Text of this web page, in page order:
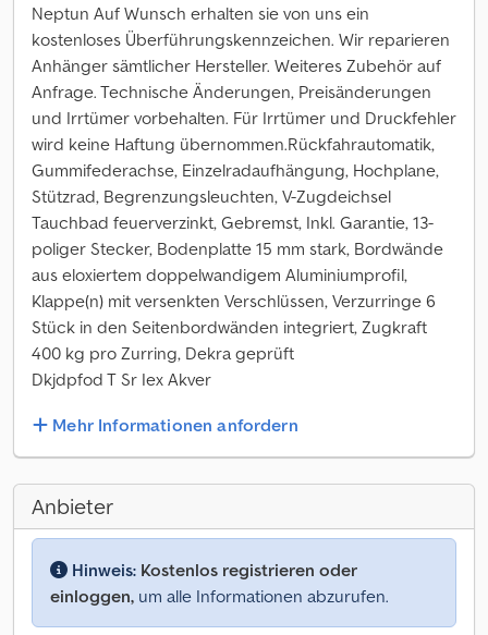
Neptun Auf Wunsch erhalten sie von uns ein
kostenloses Überführungskennzeichen. Wir reparieren
Anhänger sämtlicher Hersteller. Weiteres Zubehör auf
Anfrage. Technische Änderungen, Preisänderungen
und Irrtümer vorbehalten. Für Irrtümer und Druckfehler
wird keine Haftung übernommen.Rückfahrautomatik,
Gummifederachse, Einzelradaufhängung, Hochplane,
Stützrad, Begrenzungsleuchten, V-Zugdeichsel
Tauchbad feuerverzinkt, Gebremst, Inkl. Garantie, 13-
poliger Stecker, Bodenplatte 15 mm stark, Bordwände
aus eloxiertem doppelwandigem Aluminiumprofil,
Klappe(n) mit versenkten Verschlüssen, Verzurringe 6
Stück in den Seitenbordwänden integriert, Zugkraft
400 kg pro Zurring, Dekra geprüft
Dkjdpfod T Sr Iex Akver
Mehr Informationen anfordern
Anbieter
Hinweis: Kostenlos registrieren oder
einloggen, um alle Informationen abzurufen.